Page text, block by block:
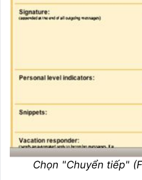
Chọn "Chuyển tiếp"